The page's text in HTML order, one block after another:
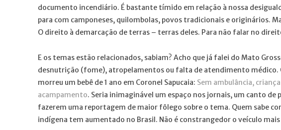
documento incendiário. É bastante tímido em relação à nossa
para com camponeses, quilombolas, povos tradicionais e originários.
O direito à demarcação de terras – terras deles. Para não falar no
E os temas estão relacionados, sabiam? Acho que já falei do Mato
desnutrição (fome), atropelamentos ou falta de atendimento médico.
morreu um bebê de 1 ano em Coronel Sapucaia: Sem ambulância,
acampamento. Seria inimaginável um espaço nos jornais, um canto
fazerem uma reportagem de maior fôlego sobre o tema. Quem sabe
indígena tem aumentado no Brasil. Não é constrangedor o veículo